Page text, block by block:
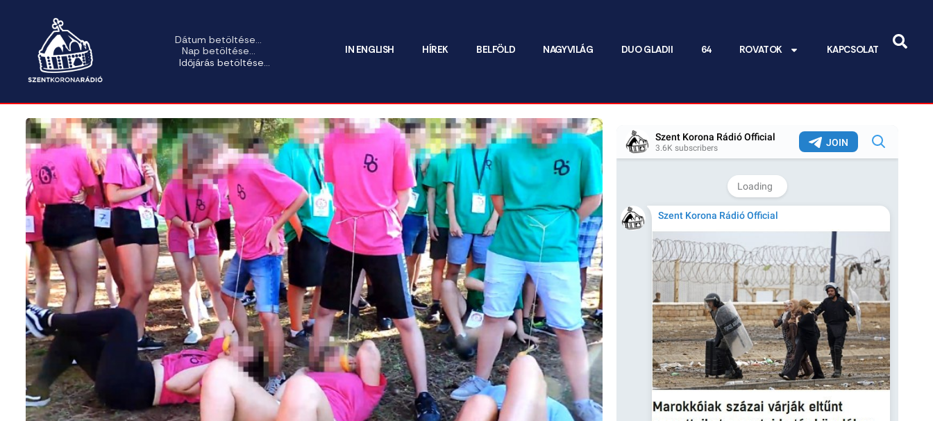
Dátum betöltése...
Nap betöltése...
Időjárás betöltése...
IN ENGLISH HÍREK BELFÖLD NAGYVILÁG DUO GLADII 64 ROVATOK KAPCSOLAT